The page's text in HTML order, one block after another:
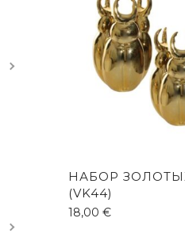
НАБОР
(VK44)
18,00€